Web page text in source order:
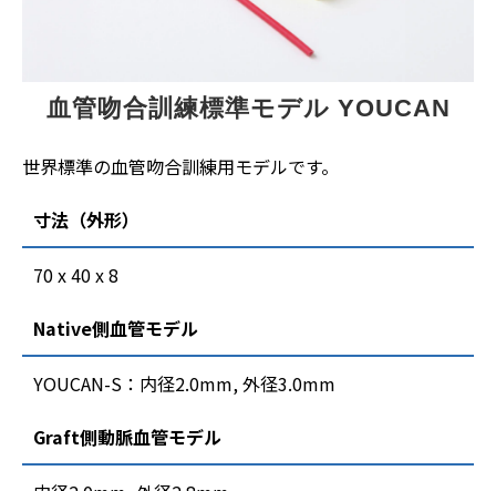
血管吻合訓練標準モデル YOUCAN
世界標準の血管吻合訓練用モデルです。
寸法（外形）
70 x 40 x 8
Native側血管モデル
YOUCAN-S：内径2.0mm, 外径3.0mm
Graft側動脈血管モデル